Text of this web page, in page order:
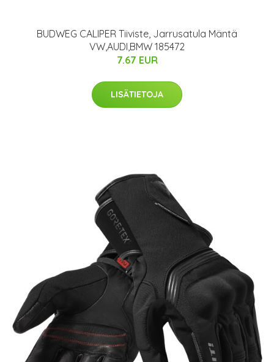
BUDWEG CALIPER Tiiviste, Jarrusatula Mäntä
VW,AUDI,BMW 185472
7.67 EUR
LISÄTIETOJA